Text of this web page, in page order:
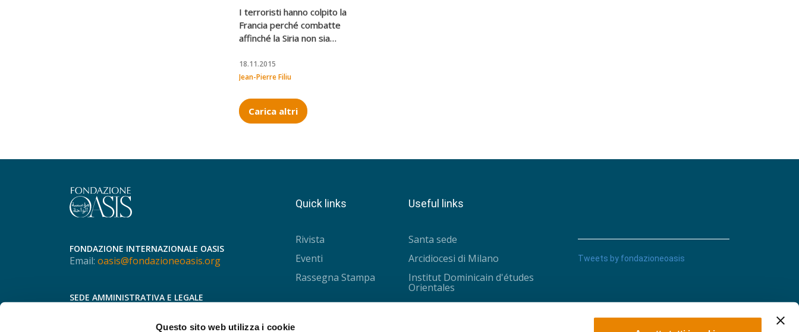
Questo sito web utilizza i cookie
I terroristi hanno colpito la
Francia perché combatte
affinché la Siria non sia
“Califfato” e Assad
18.11.2015
Jean-Pierre Filiu
Carica altri
FONDAZIONE INTERNAZIONALE OASIS
Email: oasis@fondazioneoasis.org
SEDE AMMINISTRATIVA E LEGALE
Quick links
Rivista
Eventi
Rassegna Stampa
Useful links
Santa sede
Arcidiocesi di Milano
Institut Dominicain d'études
Orientales
Université Saint-Joseph
Tweets by fondazioneoasis